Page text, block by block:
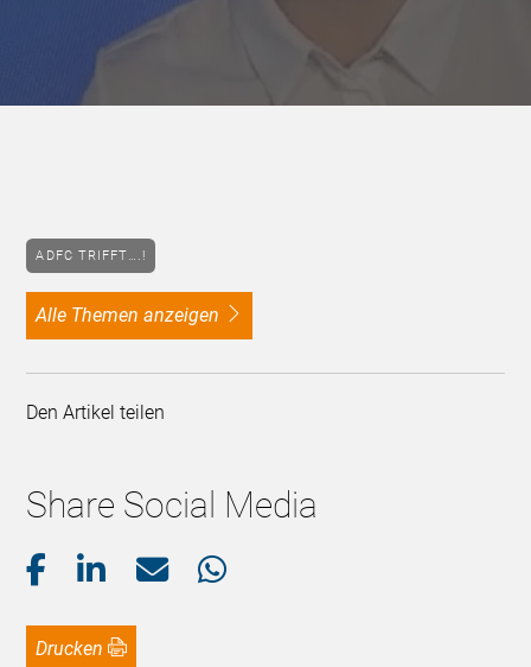
ADFC TRIFFT….!
alle Themen anzeigen
Den Artikel teilen
Share Social Media
Drucken